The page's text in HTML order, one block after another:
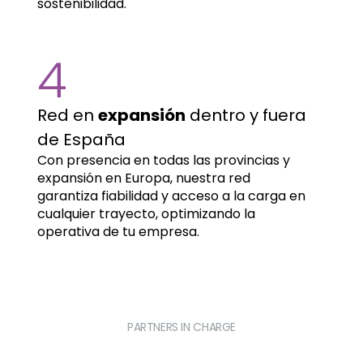
sostenibilidad.
4
Red en expansión dentro y fuera
de España
Con presencia en todas las provincias y
expansión en Europa, nuestra red
garantiza fiabilidad y acceso a la carga en
cualquier trayecto, optimizando la
operativa de tu empresa.
PARTNERS IN CHARGE